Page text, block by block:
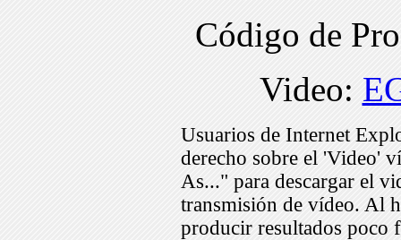
Código de
Video:
Usuarios de Internet
derecho sobre el 'Video'
As..." para descargar el
transmisión de vídeo. Al
producir resultados poco